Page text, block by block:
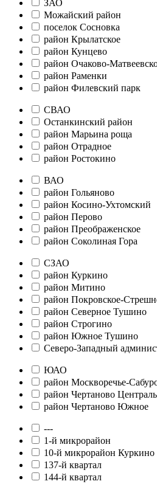
ЗАО
Можайский район
поселок Сосновка
район Крылатское
район Кунцево
район Очаково-
район Раменки
район Филевский парк
СВАО
Останкинский район
район Марьина роща
район Отрадное
район Ростокино
ВАО
район Гольяново
район Косино-Ухтомский
район Перово
район Преображенское
район Соколиная Гора
СЗАО
район Куркино
район Митино
район Покровское-
район Северное Тушино
район Строгино
район Южное Тушино
Северо-Западный
ЮАО
район Москворечье-
район Чертаново
район Чертаново Южное
---
1-й микрорайон
10-й микрорайон Куркино
137-й квартал
144-й квартал